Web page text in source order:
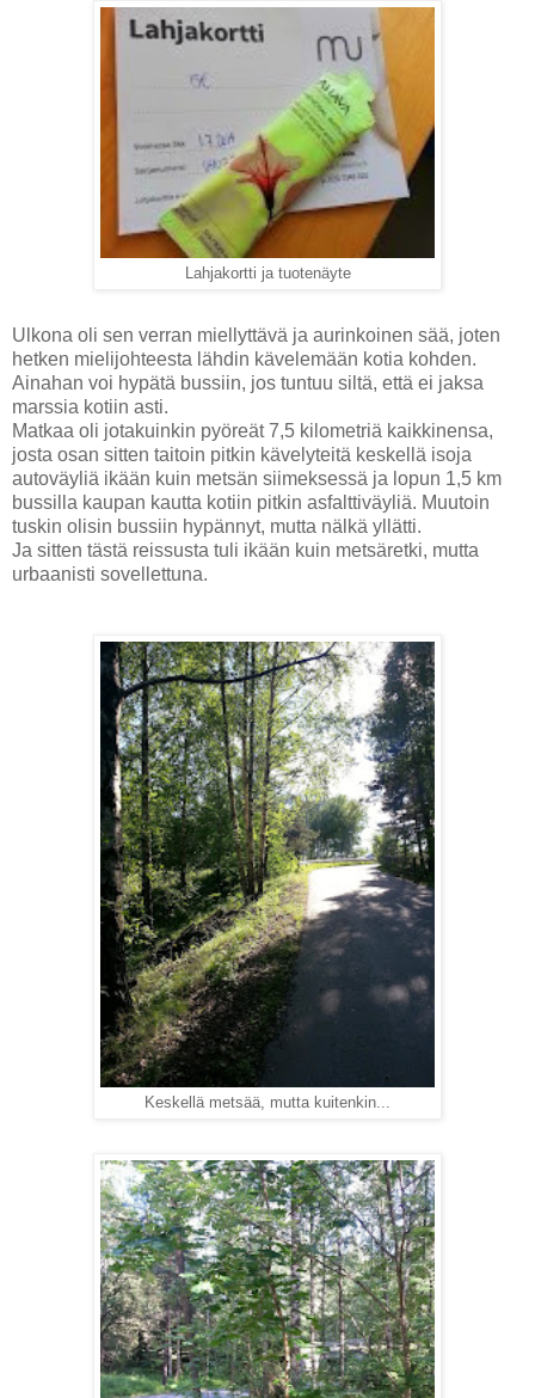
Lahjakortti ja tuotenäyte
Ulkona oli sen verran miellyttävä ja aurinkoinen sää, joten
hetken mielijohteesta lähdin kävelemään kotia kohden.
Ainahan voi hypätä bussiin, jos tuntuu siltä, että ei jaksa
marssia kotiin asti.
Matkaa oli jotakuinkin pyöreät 7,5 kilometriä kaikkinensa,
josta osan sitten taitoin pitkin kävelyteitä keskellä isoja
autoväyliä ikään kuin metsän siimeksessä ja lopun 1,5 km
bussilla kaupan kautta kotiin pitkin asfalttiväyliä. Muutoin
tuskin olisin bussiin hypännyt, mutta nälkä yllätti.
Ja sitten tästä reissusta tuli ikään kuin metsäretki, mutta
urbaanisti sovellettuna.
Keskellä metsää, mutta kuitenkin...